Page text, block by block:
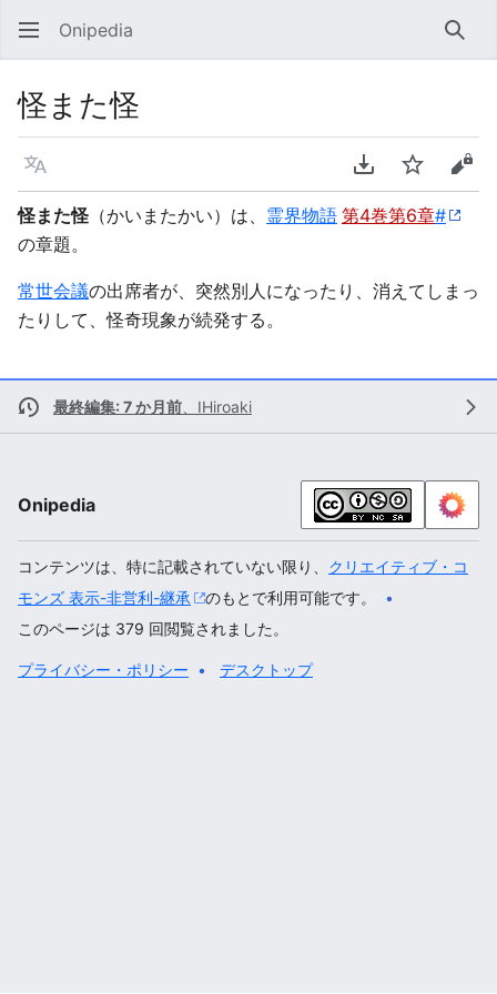
Onipedia 検索
怪また怪
言語 PDFをダウンロ
ウォッチソ
怪また怪 （かいまたかい）は、 霊界物語 第4巻第6章#
の章題。
常世会議の出席者が、突然別人になったり、消えてしまっ
たりして、怪奇現象が続発する。
最終編集: 7 か月前 IHiroaki
Onipedia
コンテンツは、特に記載されていない限り、 クリエイティブ・コ
モンズ 表示-非営利-継承
のもとで利用可能です。
このページは 379 回閲覧されました。
プライバシー・ポリシー デスクトップ